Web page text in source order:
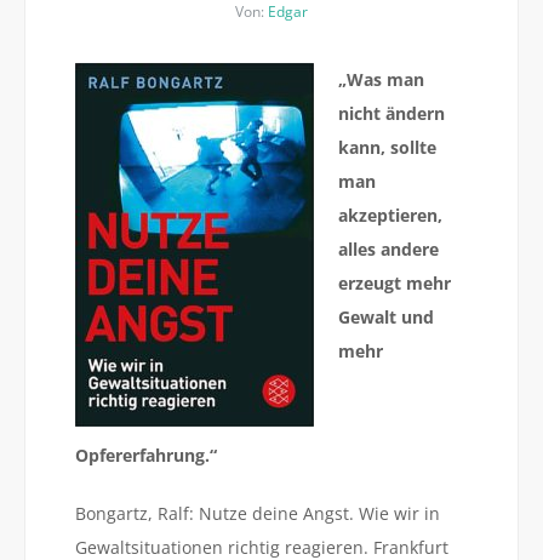
Von: Edgar
„Was man
nicht ändern
kann, sollte
man
akzeptieren,
alles andere
erzeugt mehr
Gewalt und
mehr
Opfererfahrung.“
Bongartz, Ralf: Nutze deine Angst. Wie wir in
Gewaltsituationen richtig reagieren. Frankfurt